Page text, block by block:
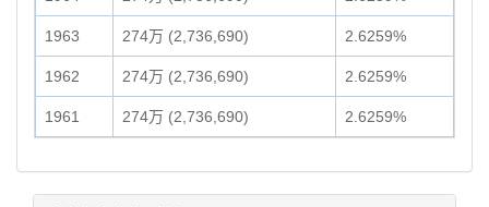
1963 274万 (2,736,690) 2.6259%
1962 274万 (2,736,690) 2.6259%
1961 274万 (2,736,690) 2.6259%